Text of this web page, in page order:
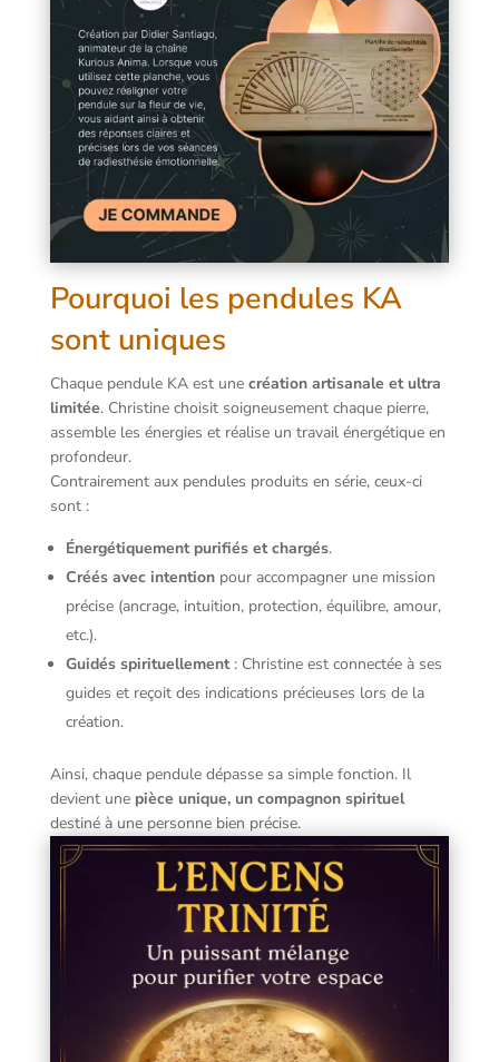
Pourquoi les pendules KA
sont uniques
Chaque pendule KA est une création artisanale et ultra
limitée. Christine choisit soigneusement chaque pierre,
assemble les énergies et réalise un travail énergétique en
profondeur.
Contrairement aux pendules produits en série, ceux-ci
sont :
Énergétiquement purifiés et chargés.
Créés avec intentionpour accompagner une mission
précise (ancrage, intuition, protection, équilibre, amour,
etc.).
Guidés spirituellement: Christine est connectée à ses
guides et reçoit des indications précieuses lors de la
création.
Ainsi, chaque pendule dépasse sa simple fonction. Il
devient une pièce unique, un compagnon spirituel
destiné à une personne bien précise.